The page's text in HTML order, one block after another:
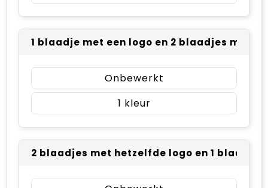
1 blaadje met een logo en 2 blaadjes met
Onbewerkt
1
2 blaadjes met hetzelfde logo en 1 blaadje